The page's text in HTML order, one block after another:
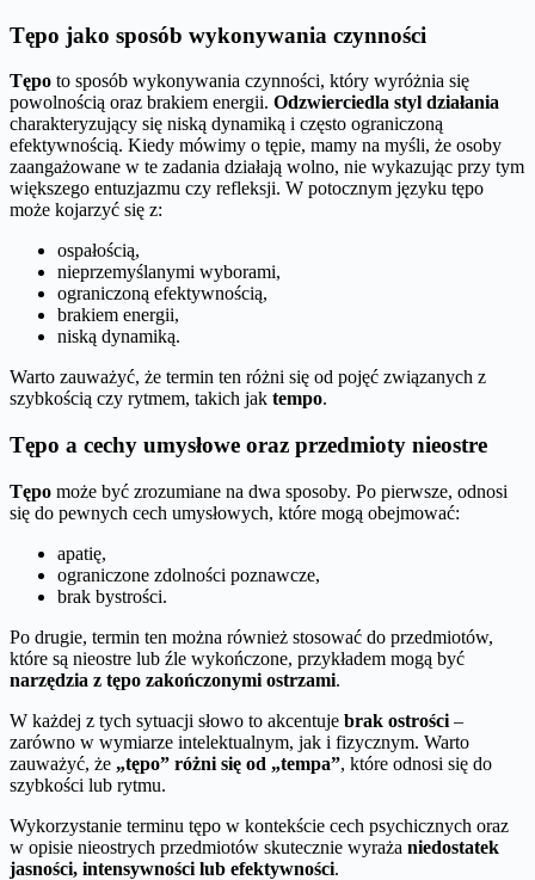
Tępo jako sposób wykonywania czynności
Tępo to sposób wykonywania czynności, który wyróżnia się
powolnością oraz brakiem energii. Odzwierciedla styl działania
charakteryzujący się niską dynamiką i często ograniczoną
efektywnością. Kiedy mówimy o tępie, mamy na myśli, że osoby
zaangażowane w te zadania działają wolno, nie wykazując przy tym
większego entuzjazmu czy refleksji. W potocznym języku tępo
może kojarzyć się z:
ospałością,
nieprzemyślanymi wyborami,
ograniczoną efektywnością,
brakiem energii,
niską dynamiką.
Warto zauważyć, że termin ten różni się od pojęć związanych z
szybkością czy rytmem, takich jak tempo.
Tępo a cechy umysłowe oraz przedmioty nieostre
Tępo może być zrozumiane na dwa sposoby. Po pierwsze, odnosi
się do pewnych cech umysłowych, które mogą obejmować:
apatię,
ograniczone zdolności poznawcze,
brak bystrości.
Po drugie, termin ten można również stosować do przedmiotów,
które są nieostre lub źle wykończone, przykładem mogą być
narzędzia z tępo zakończonymi ostrzami.
W każdej z tych sytuacji słowo to akcentuje brak ostrości –
zarówno w wymiarze intelektualnym, jak i fizycznym. Warto
zauważyć, że „tępo” różni się od „tempa”, które odnosi się do
szybkości lub rytmu.
Wykorzystanie terminu tępo w kontekście cech psychicznych oraz
w opisie nieostrych przedmiotów skutecznie wyraża niedostatek
jasności, intensywności lub efektywności.